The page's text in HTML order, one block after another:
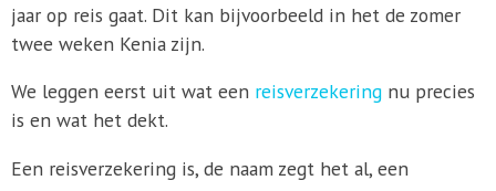
jaar op reis gaat. Dit kan bijvoorbeeld in het de zomer
twee weken Kenia zijn.
We leggen eerst uit wat een reisverzekeringnu precies
is en wat het dekt.
Een reisverzekering is, de naam zegt het al, een